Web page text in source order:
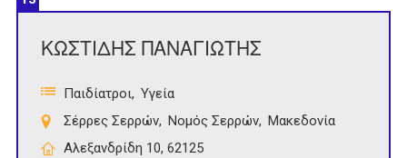
ΚΩΣΤΙΔΗΣ ΠΑΝΑΓΙΩΤΗΣ
Παιδίατροι Υγεία
Σέρρες Σερρών
Νομός Σερρών
Μακεδονία
Αλεξανδρίδη 10, 62125